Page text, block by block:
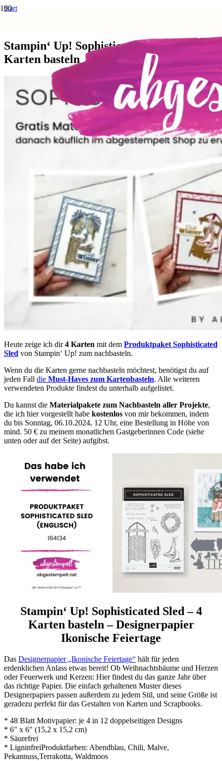
Start
Stampin‘ Up! Sophisticated Sled – 4
Karten basteln
Heute zeige ich dir4 Karten mit dem Produktpaket Sophisticated
Sled von Stampin‘ Up! zum nachbasteln.
Wenn du die Karten gerne nachbasteln möchtest, benötigst du auf
jeden Fall die Must-Haves zum Kartenbasteln. Alle weiteren
verwendeten Produkte findest du unterhalb aufgelistet.
Du kannst die Materialpakete zum Nachbasteln aller Projekte,
die ich hier vorgestellt habe kostenlos von mir bekommen, indem
du bis Sonntag, 06.10.2024, 12 Uhr, eine Bestellung in Höhe von
mind. 50 € zu meinem monatlichen Gastgeberinnen Code (siehe
unten oder auf der Seite) aufgibst.
Stampin‘ Up! Sophisticated Sled – 4
Karten basteln – Designerpapier
Ikonische Feiertage
Das Designerpapier „Ikonische Feiertage“ hält für jeden
erdenklichen Anlass etwas bereit! Ob Weihnachtsbäume und Herzen
oder Feuerwerk und Kerzen: Hier findest du das ganze Jahr über
das richtige Papier. Die einfach gehaltenen Muster dieses
Designerpapiers passen außerdem zu jedem Stil, und seine Größe ist
geradezu perfekt für das Gestalten von Karten und Scrapbooks.
* 48 Blatt Motivpapier: je 4 in 12 doppelseitigen Designs
* 6″ x 6″ (15,2 x 15,2 cm)
* Säurefrei
* LigninfreiProduktfarben: Abendblau, Chili, Malve,
Pekannuss,Terrakotta, Waldmoos